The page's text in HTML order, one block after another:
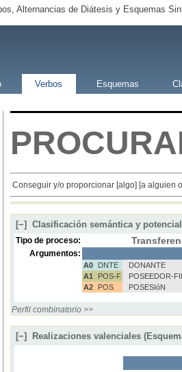
Alternancias de Diátesis y Esquemas
Verbos Esquemas
Conseguir y/o proporcionar [algo] [a alguien
[−] Clasificación semántica y
Tipo de proceso:
Argumentos:
A0 DNTE DONANTE
A1
POS-F POSEEDOR-
A2
POS POSESIóN
Perfil combinatorio >>
[−] Realizaciones valenciales